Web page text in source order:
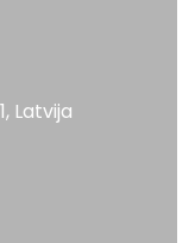
Latvija